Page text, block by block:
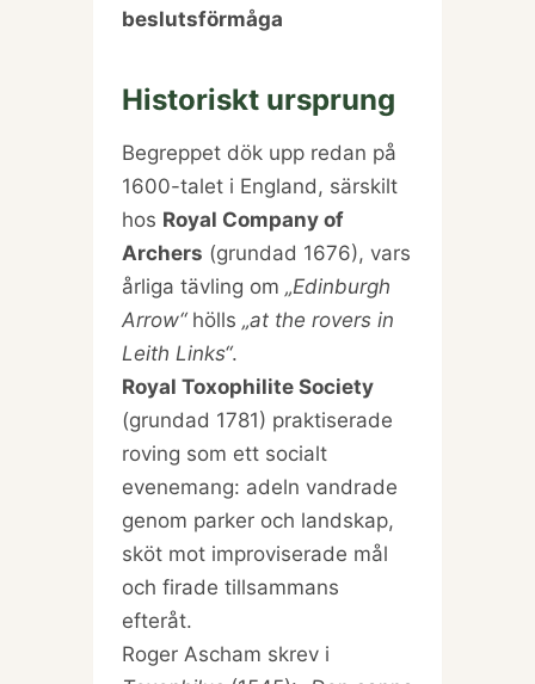
beslutsförmåga
Historiskt ursprung
Begreppet dök upp redan på
1600-talet i England, särskilt
hos Royal Company of
Archers (grundad 1676), vars
årliga tävling om „Edinburgh
Arrow“hölls „at the rovers in
Leith Links“.
Royal Toxophilite Society
(grundad 1781) praktiserade
roving som ett socialt
evenemang: adeln vandrade
genom parker och landskap,
sköt mot improviserade mål
och firade tillsammans
efteråt.
Roger Ascham skrev i